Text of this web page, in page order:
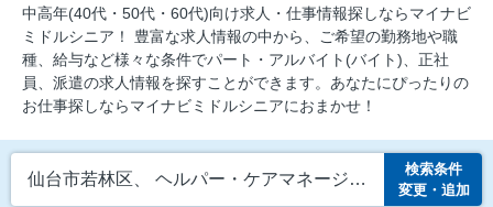
中⾼年(40代・50代・60代)向け求⼈・仕事情報探しならマイナビ
ミドルシニア！ 豊富な求人情報の中から、ご希望の勤務地や職
種、給与など様々な条件でパート・アルバイト(バイト)、正社
員、派遣の求人情報を探すことができます。あなたにぴったりの
お仕事探しならマイナビミドルシニアにおまかせ！
仙台市若林区、 ヘルパー・ケアマネージャー、 派遣社員
検索条件
変更・追加